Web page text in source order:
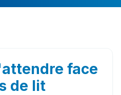
face
de lit